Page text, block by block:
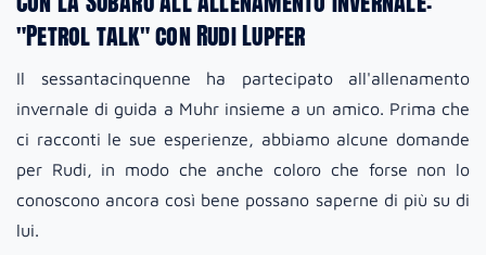
"Petrol talk" con Rudi Lupfer
Il sessantacinquenne ha partecipato all'allenamento
invernale di guida a Muhr insieme a un amico. Prima che
ci racconti le sue esperienze, abbiamo alcune domande
per Rudi, in modo che anche coloro che forse non lo
conoscono ancora così bene possano saperne di più su di
lui.